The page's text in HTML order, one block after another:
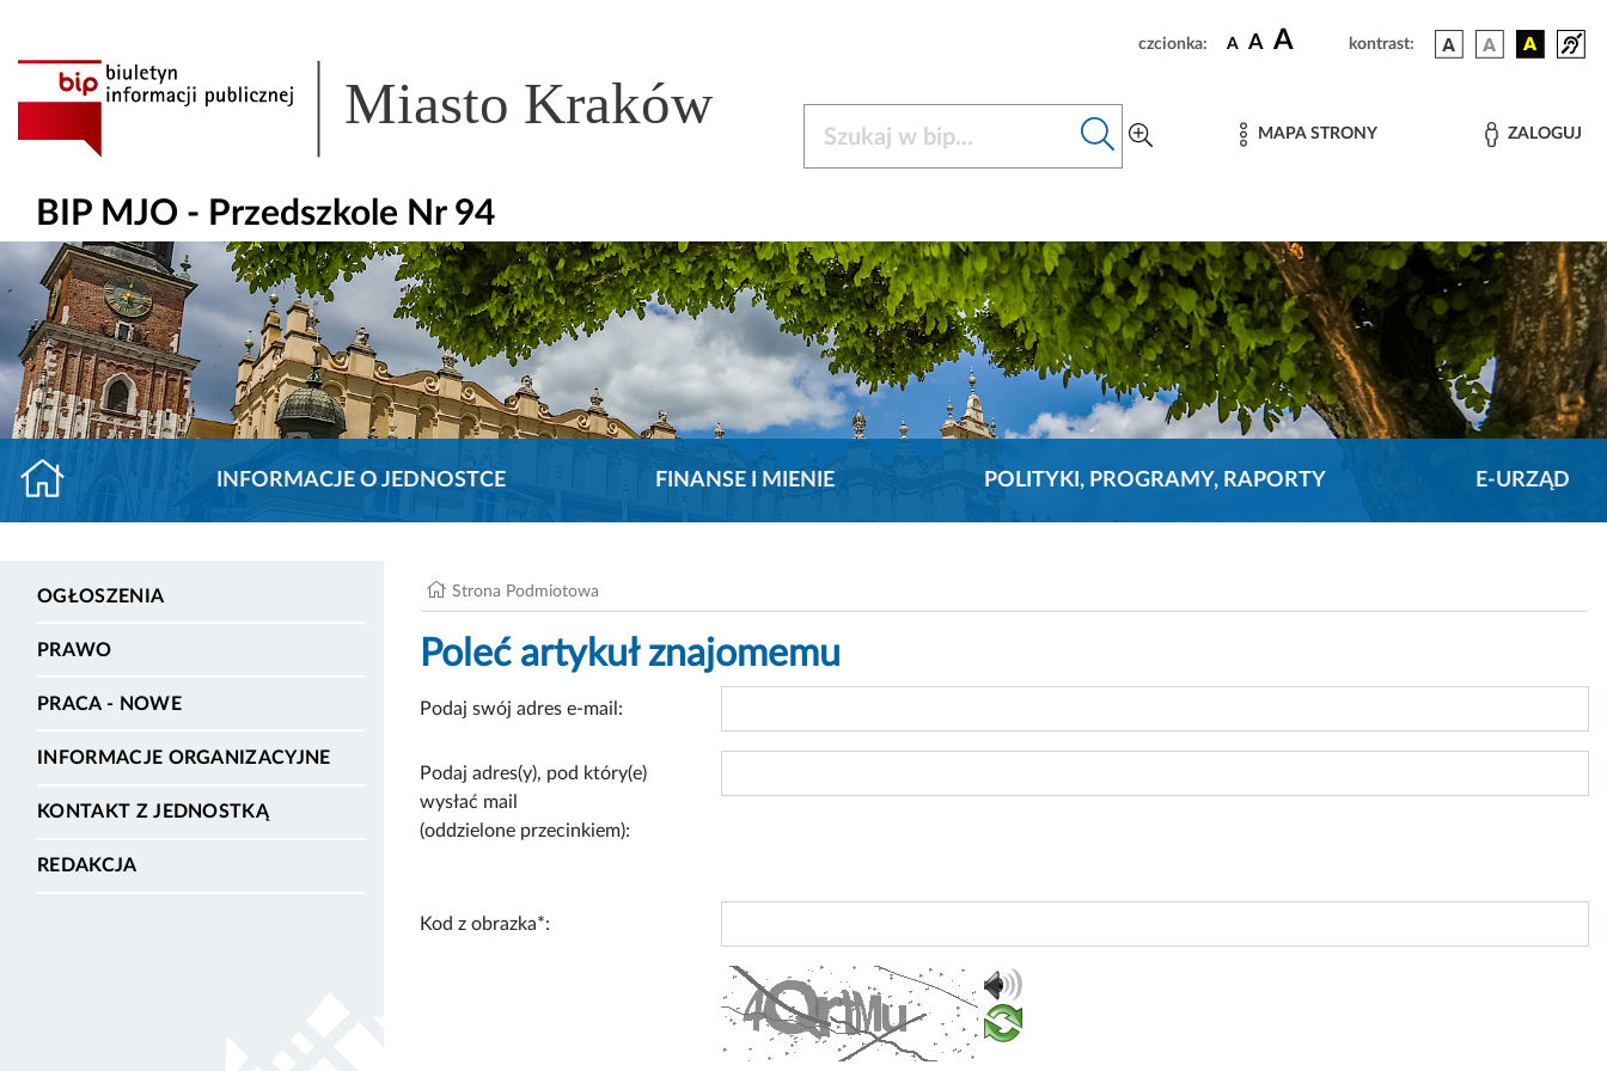
czcionka: A A A kontrast:
Miasto Kraków MAPA STRONY ZALOGUJ
BIP MJO - Przedszkole Nr 94
INFORMACJE O JEDNOSTCE FINANSE I MIENIE POLITYKI, PROGRAMY, RAPORTY E-URZĄD
OGŁOSZENIA
PRAWO
PRACA - NOWE
INFORMACJE ORGANIZACYJNE
KONTAKT Z JEDNOSTKĄ
REDAKCJA
Strona Podmiotowa
Poleć artykuł znajomemu
Podaj swój adres e-mail:
Podaj adres(y), pod który(e)
wysłać mail
(oddzielone przecinkiem):
Kod z obrazka*: